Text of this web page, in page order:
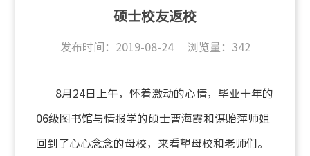
硕士校友返校
发布时间：2019-08-24 浏览量： 342
8月 24 日上午，怀着激动的心情，毕业十年的
06级图书馆与情报学的硕士曹海霞和谌贻萍师姐
回到了心心念念的母校，来看望母校和老师们。